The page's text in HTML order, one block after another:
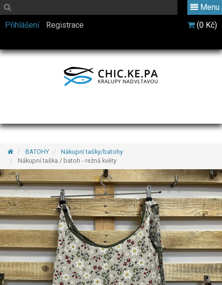
Menu
Přihlášení
Registrace (0 Kč)
BATOHY
Nákupní tašky/batohy
Nákupní taška / batoh - režná květy